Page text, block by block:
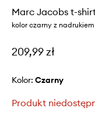
Marc Jacobs t-
kolor czarny z
209,99 zł
Kolor: czarny
Produkt